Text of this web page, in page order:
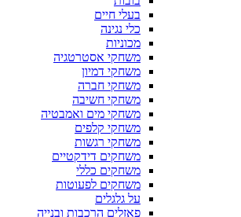
בעלי חיים
כלי נגינה
מכוניות
משחקי אסטרטגיה
משחקי דמיון
משחקי חברה
משחקי חשיבה
משחקי מים ואמבטיה
משחקי קלפים
משחקי רגשות
משחקים דידקטיים
משחקים כללי
משחקים לפעוטות
על גלגלים
פאזלים הרכבות ובנייה